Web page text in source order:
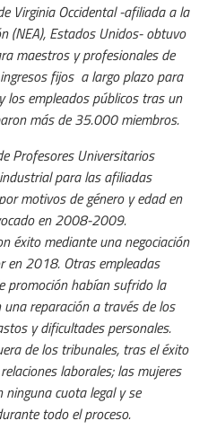
Virginia Occidental -afiliada a la
(NEA), Estados Unidos- obtuvo
maestros y profesionales de
fijos a largo plazo para
los empleados públicos tras un
más de 35.000 miembros.
Profesores Universitarios
para las afiliadas
motivos de género y edad en
en 2008-2009.
éxito mediante una negociación
en 2018. Otras empleadas
promoción habían sufrido la
reparación a través de los
y dificultades personales.
de los tribunales, tras el éxito
laborales; las mujeres
cuota legal y se
todo el proceso.